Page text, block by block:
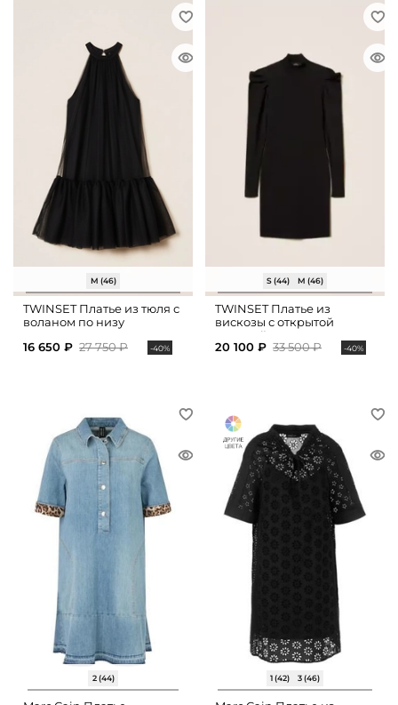
M (46)
TWINSET Платье из тюля с
воланом по низу
16 650 ₽ 27 750 ₽ -40%
S (44) M (46)
TWINSET Платье из
вискозы с открытой
спинкой
20 100 ₽ 33 500 ₽ -40%
2 (44) 1 (42) 3 (46)